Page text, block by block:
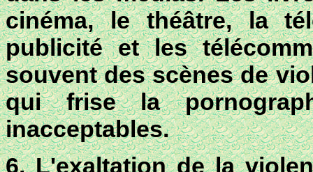
cinéma, le théâtre, la
publicité et les
souvent des scènes de
qui frise la
inacceptables.
6. L'exaltation de la